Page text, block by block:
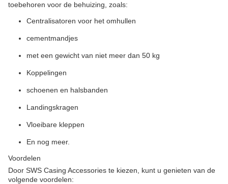
toebehoren voor de behuizing, zoals:
Centralisatoren voor het omhullen
cementmandjes
met een gewicht van niet meer dan 50 kg
Koppelingen
schoenen en halsbanden
Landingskragen
Vloeibare kleppen
En nog meer.
Voordelen
Door SWS Casing Accessories te kiezen, kunt u genieten van de
volgende voordelen: